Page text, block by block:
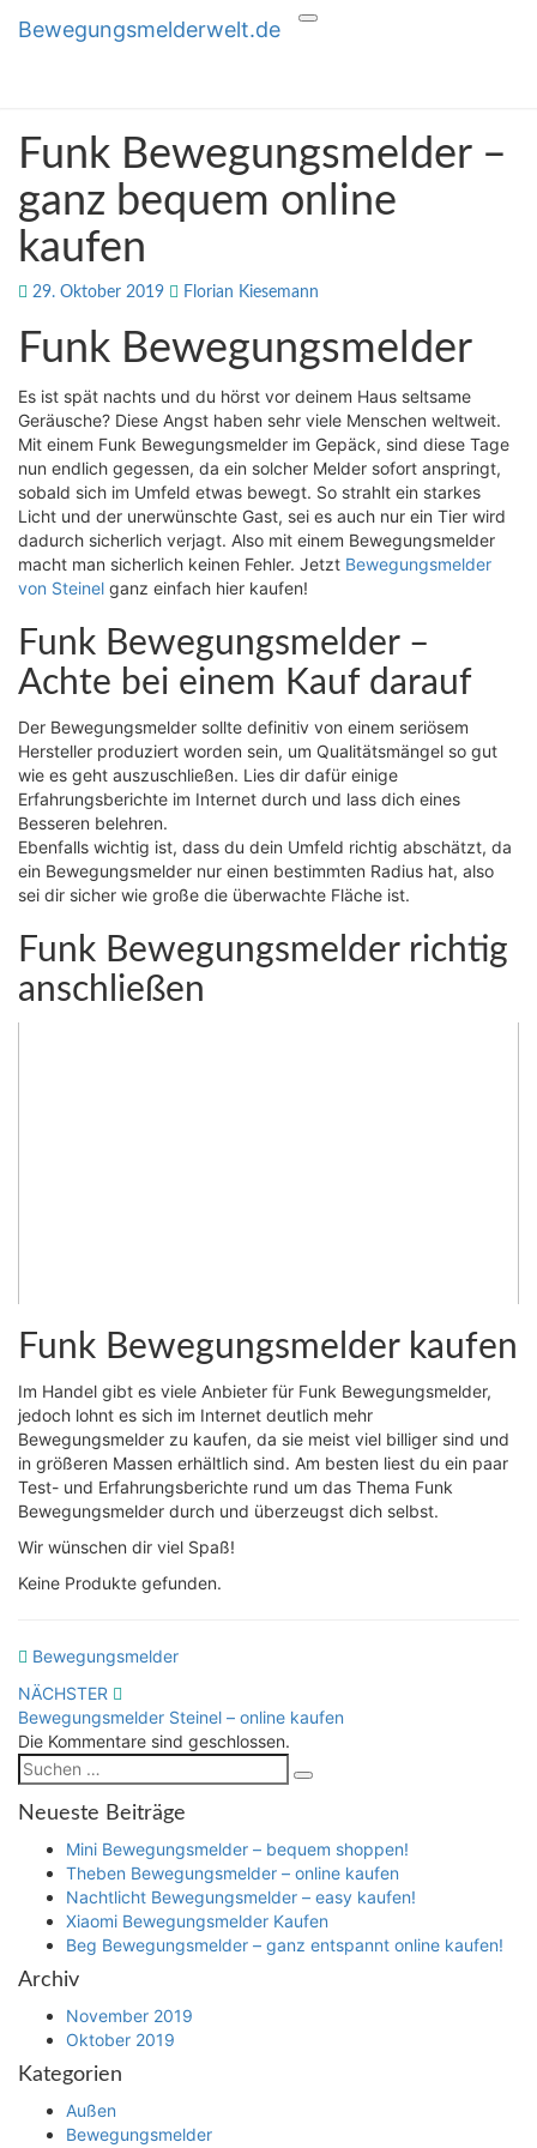
Toggle
Bewegungsmelderwelt.de
Bewegungsmelderwelt.de
Alles zum Thema
Funk
Bewegungsmelder
–
ganz
bequem
online
kaufen
Funk Bewegungsmelder –
ganz bequem online
kaufen
29. Oktober 2019 Florian Kiesemann
Funk Bewegungsmelder
Es ist spät nachts und du hörst vor deinem Haus seltsame
Geräusche? Diese Angst haben sehr viele Menschen weltweit.
Mit einem Funk Bewegungsmelder im Gepäck, sind diese Tage
nun endlich gegessen, da ein solcher Melder sofort anspringt,
sobald sich im Umfeld etwas bewegt. So strahlt ein starkes
Licht und der unerwünschte Gast, sei es auch nur ein Tier wird
dadurch sicherlich verjagt. Also mit einem Bewegungsmelder
macht man sicherlich keinen Fehler. Jetzt Bewegungsmelder
von Steinel ganz einfach hier kaufen!
Funk Bewegungsmelder –
Achte bei einem Kauf darauf
Der Bewegungsmelder sollte definitiv von einem seriösem
Hersteller produziert worden sein, um Qualitätsmängel so gut
wie es geht auszuschließen. Lies dir dafür einige
Erfahrungsberichte im Internet durch und lass dich eines
Besseren belehren.
Ebenfalls wichtig ist, dass du dein Umfeld richtig abschätzt, da
ein Bewegungsmelder nur einen bestimmten Radius hat, also
sei dir sicher wie große die überwachte Fläche ist.
Funk Bewegungsmelder richtig
anschließen
Funk Bewegungsmelder kaufen
Im Handel gibt es viele Anbieter für Funk Bewegungsmelder,
jedoch lohnt es sich im Internet deutlich mehr
Bewegungsmelder zu kaufen, da sie meist viel billiger sind und
in größeren Massen erhältlich sind. Am besten liest du ein paar
Test- und Erfahrungsberichte rund um das Thema Funk
Bewegungsmelder durch und überzeugst dich selbst.
Wir wünschen dir viel Spaß!
Keine Produkte gefunden.
Bewegungsmelder
Beitragsnavigation
NÄCHSTER
Bewegungsmelder Steinel – online kaufen
Die Kommentare sind geschlossen.
Suchen
nach:
Suchen
Neueste Beiträge
Mini Bewegungsmelder – bequem shoppen!
Theben Bewegungsmelder – online kaufen
Nachtlicht Bewegungsmelder – easy kaufen!
Xiaomi Bewegungsmelder Kaufen
Beg Bewegungsmelder – ganz entspannt online kaufen!
Archiv
November 2019
Oktober 2019
Kategorien
Außen
Bewegungsmelder